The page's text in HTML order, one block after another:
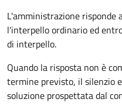
L'amministrazione
l'interpello ordinario ed
di interpello.
Quando la risposta non è
termine previsto, il silenzio
soluzione prospettata dal